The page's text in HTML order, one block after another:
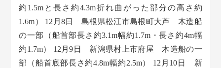
約1.5mと長さ約4.3m折れ曲がった部分の高さ約
1.6m） 12月8日 島根県松江市島根町大芦 木造船
の一部（船首部長さ約3.1m幅約1.7m・長さ約4m幅
約1.7m） 12月9日 新潟県村上市府屋 木造船の一
部（船首底部長さ約4.8m幅約2.5m） 12月10日 新